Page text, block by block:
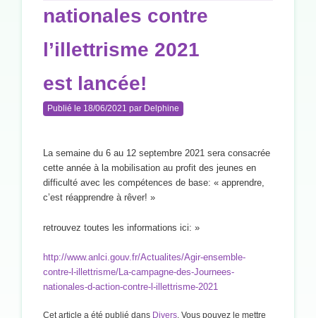
nationales contre
l’illettrisme 2021
est lancée!
Publié le 18/06/2021 par Delphine
La semaine du 6 au 12 septembre 2021 sera consacrée
cette année à la mobilisation au profit des jeunes en
difficulté avec les compétences de base: « apprendre,
c’est réapprendre à rêver! »
retrouvez toutes les informations ici: »
http://www.anlci.gouv.fr/Actualites/Agir-ensemble-
contre-l-illettrisme/La-campagne-des-Journees-
nationales-d-action-contre-l-illettrisme-2021
Cet article a été publié dans Divers . Vous pouvez le mettre